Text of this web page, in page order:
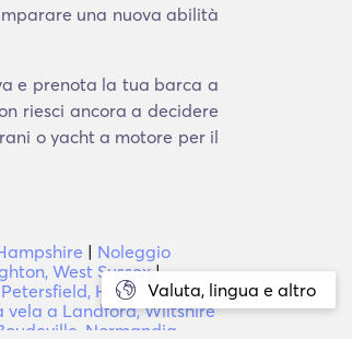
Valuta, lingua e altro
una nuova abilità
e prenota la tua barca a
riesci ancora a decidere
o yacht a motore per il
| Noleggio
West Sussex|
Hampshire|
vela a Landford, Wiltshire
Normandia